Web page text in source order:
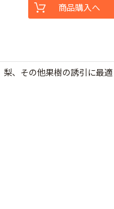
、その他果樹の誘引に最適
商品購入へ